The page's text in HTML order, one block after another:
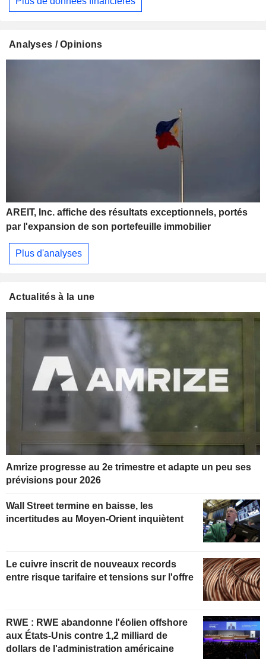
Analyses / Opinions
AREIT, Inc. affiche des résultats exceptionnels, portés
par l'expansion de son portefeuille immobilier
Plus d'analyses
Actualités à la une
Amrize progresse au 2e trimestre et adapte un peu ses
prévisions pour 2026
Wall Street termine en baisse, les
incertitudes au Moyen-Orient inquiètent
Le cuivre inscrit de nouveaux records
entre risque tarifaire et tensions sur l'offre
RWE : RWE abandonne l'éolien offshore
aux États-Unis contre 1,2 milliard de
dollars de l'administration américaine